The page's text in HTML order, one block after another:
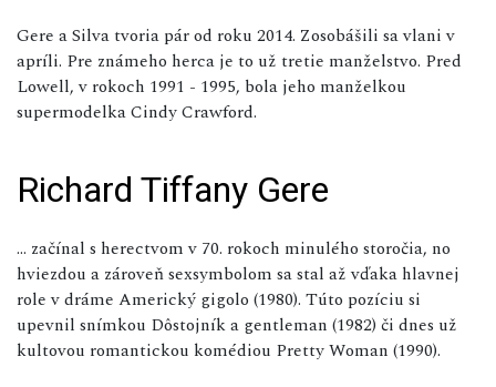
Gere a Silva tvoria pár od roku 2014. Zosobášili sa vlani v
apríli. Pre známeho herca je to už tretie manželstvo. Pred
Lowell, v rokoch 1991 - 1995, bola jeho manželkou
supermodelka Cindy Crawford.
Richard Tiffany Gere
... začínal s herectvom v 70. rokoch minulého storočia, no
hviezdou a zároveň sexsymbolom sa stal až vďaka hlavnej
role v dráme Americký gigolo (1980). Túto pozíciu si
upevnil snímkou Dôstojník a gentleman (1982) či dnes už
kultovou romantickou komédiou Pretty Woman (1990).